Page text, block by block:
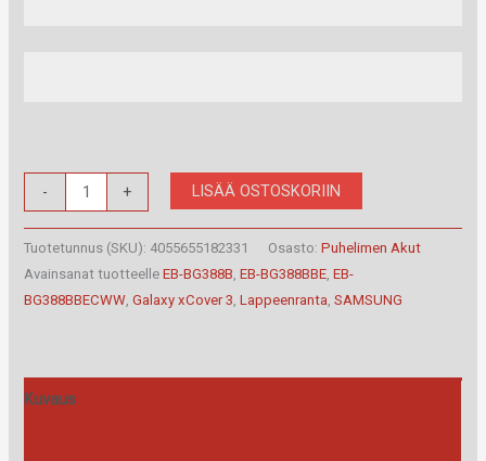
-
Samsung
Galaxy
xCover
3
Akku
+ LISÄÄ OSTOSKORIIN
Tuotetunnus (SKU): 4055655182331 Osasto:Puhelimen Akut
Avainsanat tuotteelleEB-BG388B,EB-BG388BBE,EB-
BG388BBECWW,Galaxy xCover 3,Lappeenranta,SAMSUNG
Kuvaus